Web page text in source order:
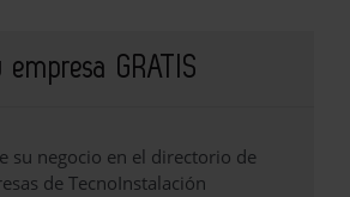
empresa GRATIS
su negocio en el directorio de
de TecnoInstalación